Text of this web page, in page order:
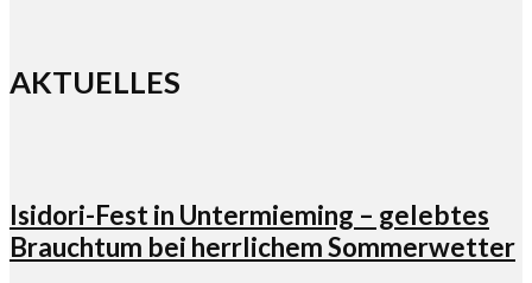
AKTUELLES
Isidori-Fest in Untermieming – gelebtes
Brauchtum bei herrlichem Sommerwetter